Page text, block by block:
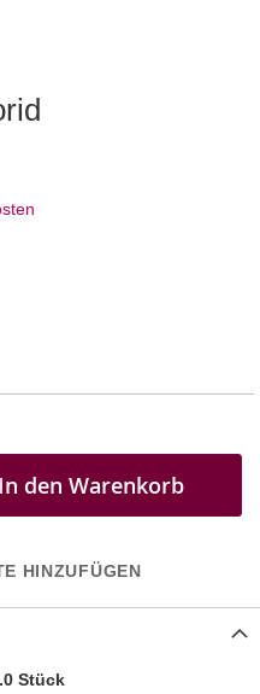
In den Warenkorb
HINZUFÜGEN
Stück